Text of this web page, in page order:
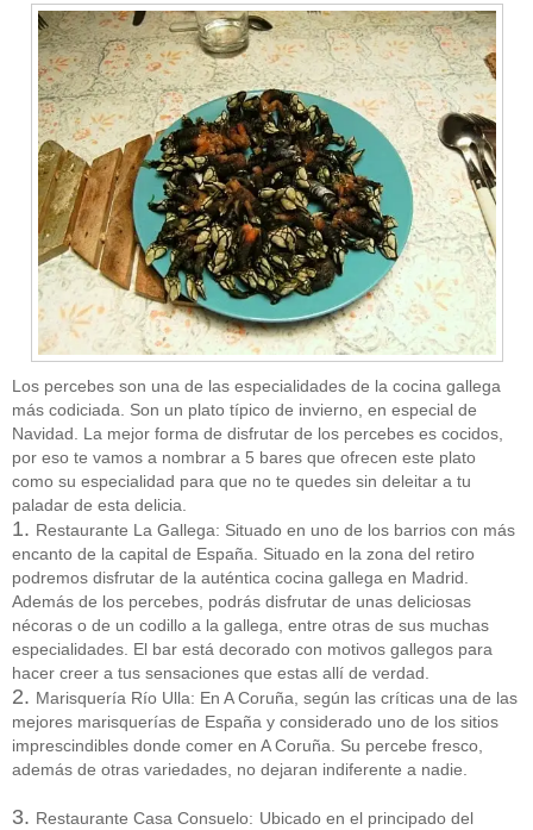
Los percebes son una de las especialidades de la cocina gallega
más codiciada. Son un plato típico de invierno, en especial de
Navidad. La mejor forma de disfrutar de los percebes es cocidos,
por eso te vamos a nombrar a 5 bares que ofrecen este plato
como su especialidad para que no te quedes sin deleitar a tu
paladar de esta delicia.
1. Restaurante La Gallega: Situado en uno de los barrios con más
encanto de la capital de España. Situado en la zona del retiro
podremos disfrutar de la auténtica cocina gallega en Madrid.
Además de los percebes, podrás disfrutar de unas deliciosas
nécoras o de un codillo a la gallega, entre otras de sus muchas
especialidades. El bar está decorado con motivos gallegos para
hacer creer a tus sensaciones que estas allí de verdad.
2. Marisquería Río Ulla: En A Coruña, según las críticas una de las
mejores marisquerías de España y considerado uno de los sitios
imprescindibles donde comer en A Coruña. Su percebe fresco,
además de otras variedades, no dejaran indiferente a nadie.
3. Restaurante Casa Consuelo: Ubicado en el principado del